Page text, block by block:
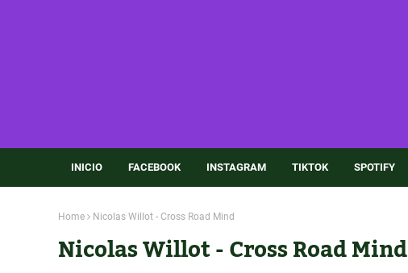
INICIO FACEBOOK INSTAGRAM TIKTOK SPOTIFY
Home Nicolas Willot - Cross Road Mind
Nicolas Willot - Cross Road Mind